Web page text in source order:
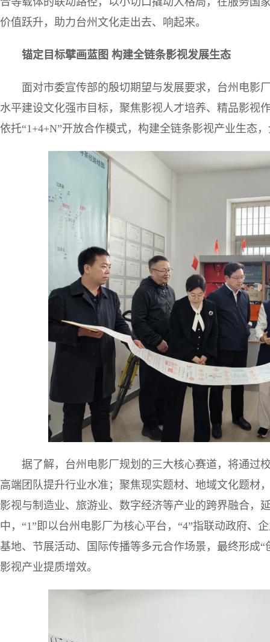
价值跃升，助力台州文化走出去、响起来。
锚定目标擘画蓝图 构建全链条影视发展生态
面对市委宣传部的殷切期望与发展要求，台州电影
水平建设文化强市目标，聚焦影视人才培养、精品影视
依托“1+4+N”开放合作模式，构建全链条影视产业生态
据了解，台州电影厂规划的三大核心赛道，将通过
高端团队提升行业水准；聚焦现实题材、地域文化题材
影视与制造业、旅游业、数字经济等产业的跨界融合，
中，“1”即以台州电影厂为核心平台，“4”指联动政府、
基地、节展活动、国际传播等多元合作场景，最终形
影视产业提质增效。